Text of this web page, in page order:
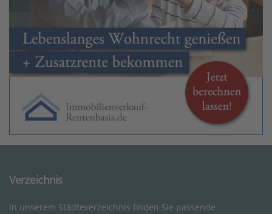
Verzeichnis
In unserem Städteverzeichnis finden Sie passende